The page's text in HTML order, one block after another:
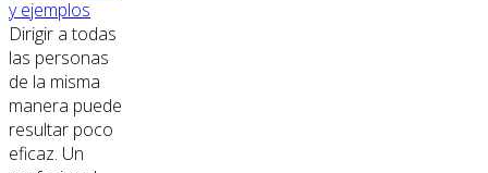
y ejemplos
Dirigir a todas
las personas
de la misma
manera puede
resultar poco
eficaz. Un